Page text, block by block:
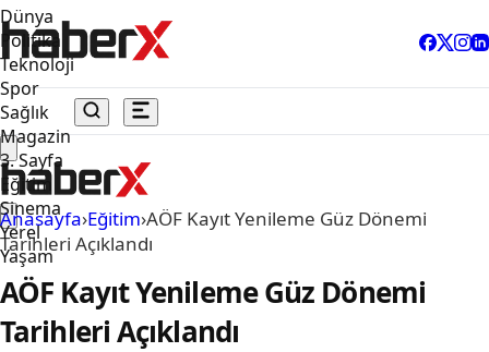
Dünya
Politika
Teknoloji
Spor
Sağlık
Magazin
3. Sayfa
Eğitim
Sinema
Yerel
Yaşam
Anasayfa›Eğitim›AÖF Kayıt Yenileme Güz Dönemi
Tarihleri Açıklandı
AÖF Kayıt Yenileme Güz Dönemi
Tarihleri Açıklandı